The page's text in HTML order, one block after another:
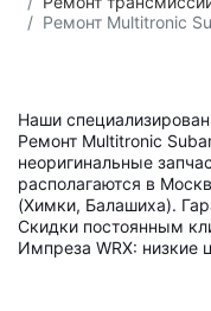
Ремонт Multitronic
Наши
Ремонт Multitronic
неоригинальные
располагаются в
(Химки, Балашиха).
Скидки постоянным
Импреза WRX: низкие